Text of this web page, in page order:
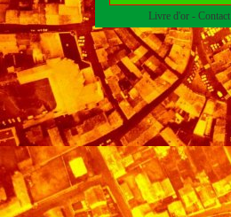
Livre d'or - Contact